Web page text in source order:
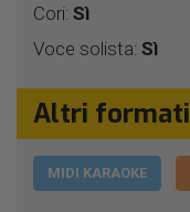
Cori: Sì
Voce solista: Sì
Altri formati
MIDI KARAOKE